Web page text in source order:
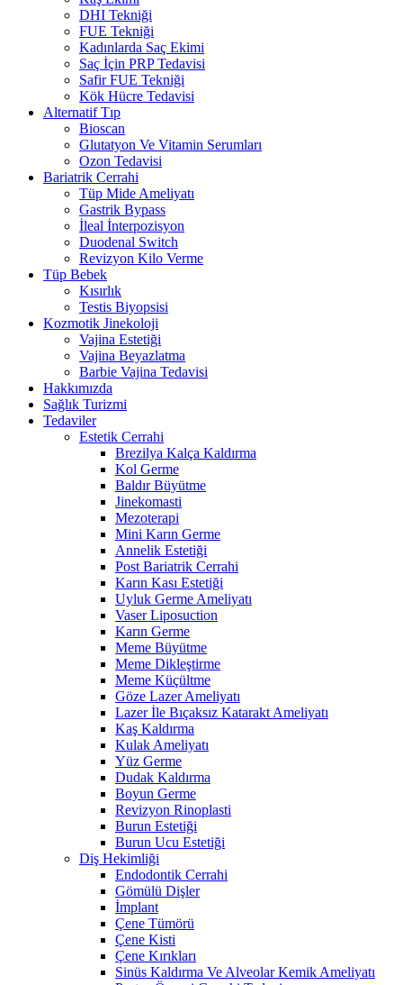
DHI Tekniği
FUE Tekniği
Kadınlarda Saç Ekimi
Saç İçin PRP Tedavisi
Safir FUE Tekniği
Kök Hücre Tedavisi
Alternatif Tıp
Bioscan
Glutatyon Ve Vitamin Serumları
Ozon Tedavisi
Bariatrik Cerrahi
Tüp Mide Ameliyatı
Gastrik Bypass
İleal İnterpozisyon
Duodenal Switch
Revizyon Kilo Verme
Tüp Bebek
Kısırlık
Testis Biyopsisi
Kozmotik Jinekoloji
Vajina Estetiği
Vajina Beyazlatma
Barbie Vajina Tedavisi
Hakkımızda
Sağlık Turizmi
Tedaviler
Estetik Cerrahi
Brezilya Kalça Kaldırma
Kol Germe
Baldır Büyütme
Jinekomasti
Mezoterapi
Mini Karın Germe
Annelik Estetiği
Post Bariatrik Cerrahi
Karın Kası Estetiği
Uyluk Germe Ameliyatı
Vaser Liposuction
Karın Germe
Meme Büyütme
Meme Dikleştirme
Meme Küçültme
Göze Lazer Ameliyatı
Lazer İle Bıçaksız Katarakt Ameliyatı
Kaş Kaldırma
Kulak Ameliyatı
Yüz Germe
Dudak Kaldırma
Boyun Germe
Revizyon Rinoplasti
Burun Estetiği
Burun Ucu Estetiği
Diş Hekimliği
Endodontik Cerrahi
Gömülü Dişler
İmplant
Çene Tümörü
Çene Kisti
Çene Kırıkları
Sinüs Kaldırma Ve Alveolar Kemik Ameliyatı